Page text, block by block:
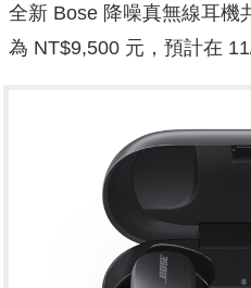
全新 Bose 降噪真無線耳機
為 NT$9,500 元，預計在